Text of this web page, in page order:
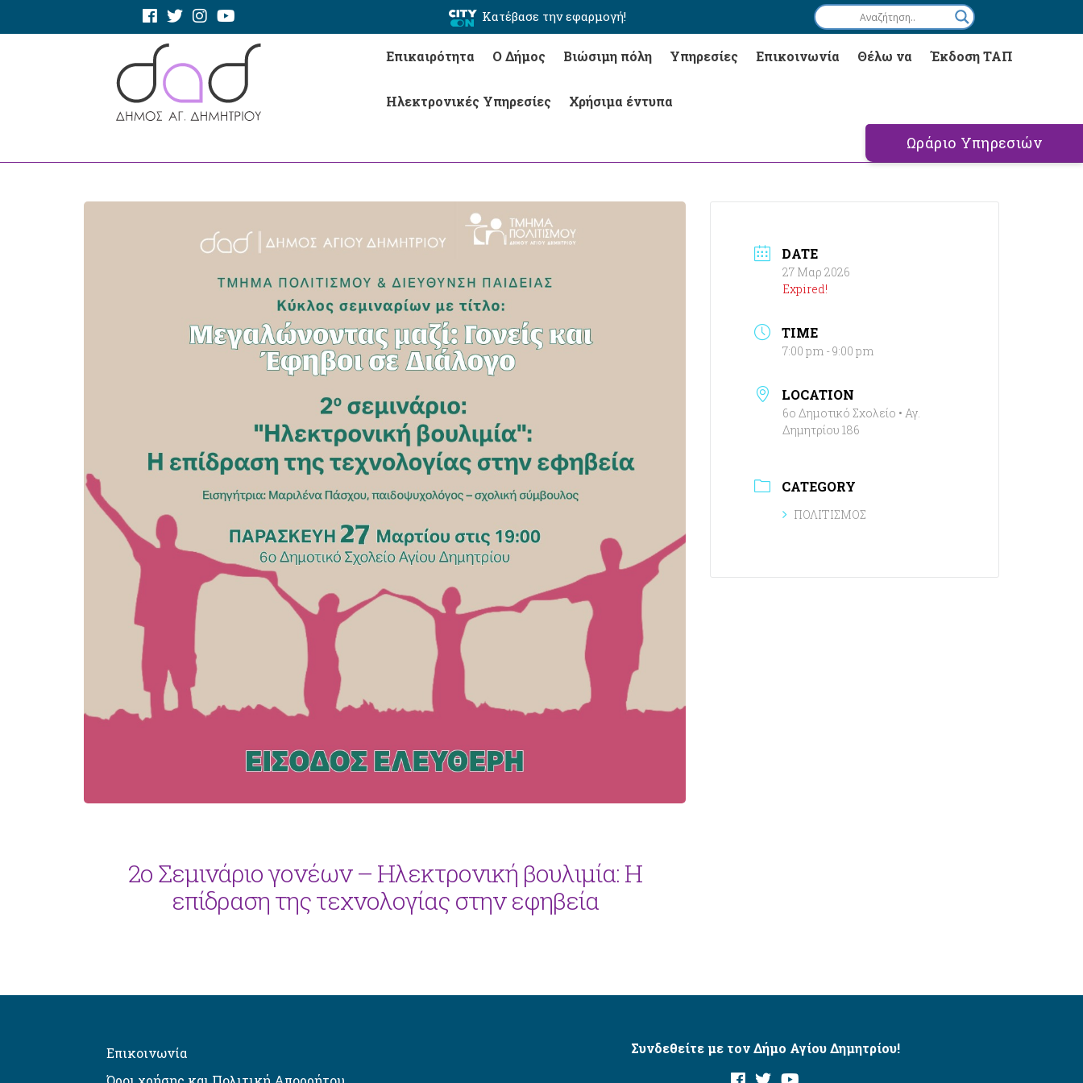
Κατέβασε την εφαρμογή!
Επικαιρότητα Ο Δήμος Βιώσιμη πόλη Υπηρεσίες Επικοινωνία Θέλω να Έκδοση ΤΑΠ
Ηλεκτρονικές Υπηρεσίες Χρήσιμα έντυπα
Ωράριο Υπηρεσιών
2ο Σεμινάριο γονέων – Ηλεκτρονική βουλιμία: Η
επίδραση της τεχνολογίας στην εφηβεία
DATE
27 Μαρ 2026
Expired!
TIME
7:00 pm - 9:00 pm
LOCATION
6ο Δημοτικό Σχολείο • Αγ.
Δημητρίου 186
CATEGORY
ΠΟΛΙΤΙΣΜΟΣ
Επικοινωνία
Συνδεθείτε με τον Δήμο Αγίου Δημητρίου!